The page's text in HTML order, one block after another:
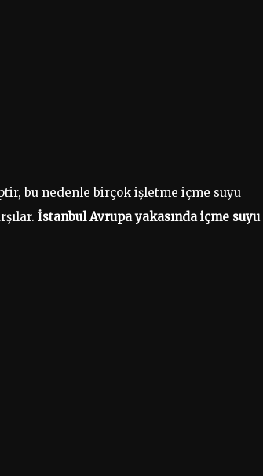
bu nedenle birçok işletme içme suyu
İstanbul Avrupa yakasında içme suyu